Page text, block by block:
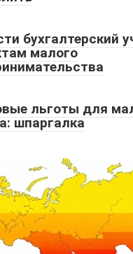
бухгалтерский
малого
льготы для
шпаргалка